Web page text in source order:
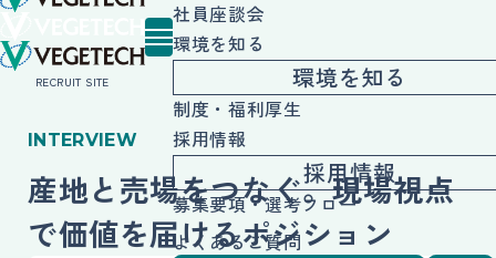
RECRUIT SITE
社員座談会
環境を知る
環境を知る
制度・福利厚生
採用情報
採用情報
募集要項・選考フロー
よくあるご質問
INTERVIEW
産地と売場をつなぐ。現場視点
で価値を届けるポジション